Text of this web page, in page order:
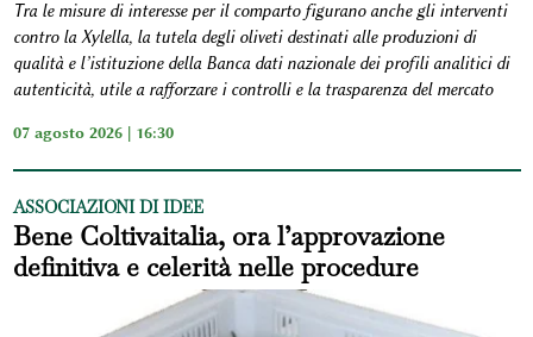
Tra le misure di interesse per il comparto figurano anche gli interventi
contro la Xylella, la tutela degli oliveti destinati alle produzioni di
qualità e l’istituzione della Banca dati nazionale dei profili analitici di
autenticità, utile a rafforzare i controlli e la trasparenza del mercato
07 agosto 2026 | 16:30
ASSOCIAZIONI DI IDEE
Bene Coltivaitalia, ora l’approvazione
definitiva e celerità nelle procedure